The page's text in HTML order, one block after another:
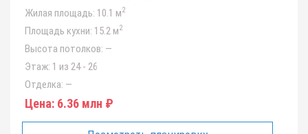
Жилая площадь: 10.1 м2
Площадь кухни: 15.2 м2
Высота потолков: —
Этаж: 1 из 24 - 26
Отделка: —
Цена: 6.36 млн ₽